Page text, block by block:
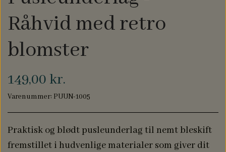
NAVN PÅ DÅBSKJOLE
BABYLØJER HOME
EDITION
COMPUTER SLEEVES
Råhvid med retro
blomster
149,00 kr.
Varenummer: PUUN-1005
Praktisk og blødt pusleunderlag til nemt bleskift
fremstillet i hudvenlige materialer som giver dit